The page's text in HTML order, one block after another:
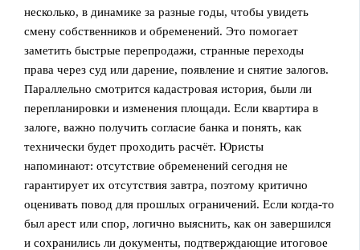
несколько, в динамике за разные годы, чтобы увидеть
смену собственников и обременений. Это помогает
заметить быстрые перепродажи, странные переходы
права через суд или дарение, появление и снятие залогов.
Параллельно смотрится кадастровая история, были ли
перепланировки и изменения площади. Если квартира в
залоге, важно получить согласие банка и понять, как
технически будет проходить расчёт. Юристы
напоминают: отсутствие обременений сегодня не
гарантирует их отсутствия завтра, поэтому критично
оценивать повод для прошлых ограничений. Если когда‑то
был арест или спор, логично выяснить, как он завершился
и сохранились ли документы, подтверждающие итоговое